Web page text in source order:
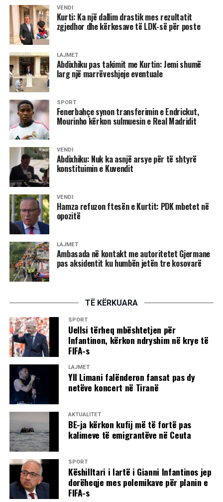
Oferta e dhjetorit që LDK të merr jo kryetarit e Kuvendit,
por zvkryeministrin dhe disa ministri nuk është e
mjaftueshme, nuk është e dinjitetshme as për të dhënë
tillë, nëse e doni LDK-në në qeverisje atëherë LDK duhet
të jetë e përfaqësuar”, deklaroi Abdixhiku. /Ekonomia
Online/
VENDI
Kurti: Ka një dallim drastik mes rezultatit
zgjedhor dhe kërkesave të LDK-së për poste
LAJMET
Abdixhiku pas takimit me Kurtin: Jemi shumë
larg një marrëveshjeje eventuale
SPORT
Fenerbahçe synon transferimin e Endrickut,
Mourinho kërkon sulmuesin e Real Madridit
VENDI
Abdixhiku: Nuk ka asnjë arsye për të shtyrë
konstituimin e Kuvendit
VENDI
Hamza refuzon ftesën e Kurtit: PDK mbetet në
opozitë
LAJMET
Ambasada në kontakt me autoritetet Gjermane
pas aksidentit ku humbën jetën tre kosovarë
TË KËRKUARA
SPORT
Uellsi tërheq mbështetjen për
Infantinon, kërkon ndryshim në krye të
FIFA-s
LAJMET
Yll Limani falënderon fansat pas dy
netëve koncert në Tiranë
AKTUALITET
BE-ja kërkon kufij më të fortë pas
kalimeve të emigrantëve në Ceuta
SPORT
Këshilltari i lartë i Gianni Infantinos jep
dorëheqje mes polemikave për planin e
FIFA-s